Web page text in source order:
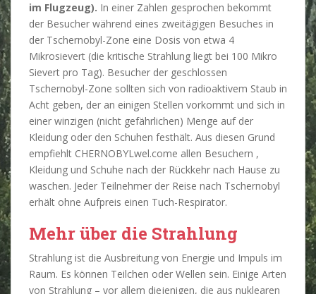
im Flugzeug). In einer Zahlen gesprochen bekommt
der Besucher während eines zweitägigen Besuches in
der Tschernobyl-Zone eine Dosis von etwa 4
Mikrosievert (die kritische Strahlung liegt bei 100 Mikro
Sievert pro Tag). Besucher der geschlossen
Tschernobyl-Zone sollten sich von radioaktivem Staub in
Acht geben, der an einigen Stellen vorkommt und sich in
einer winzigen (nicht gefährlichen) Menge auf der
Kleidung oder den Schuhen festhält. Aus diesen Grund
empfiehlt CHERNOBYLwel.come allen Besuchern ,
Kleidung und Schuhe nach der Rückkehr nach Hause zu
waschen. Jeder Teilnehmer der Reise nach Tschernobyl
erhält ohne Aufpreis einen Tuch-Respirator.
Mehr über die Strahlung
Strahlung ist die Ausbreitung von Energie und Impuls im
Raum. Es können Teilchen oder Wellen sein. Einige Arten
von Strahlung – vor allem diejenigen, die aus nuklearen